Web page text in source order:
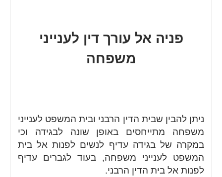
פניה אל עורך דין לענייני
משפחה
ניתן להבין שבית הדין הרבני ובית המשפט לענייני
משפחה מתייחסים באופן שונה לבגידה וכי
במקרה של בגידה עדיף לנשים לפנות אל בית
המשפט לענייני משפחה, בעוד לגברים עדיף
לפנות אל בית הדין הרבני.